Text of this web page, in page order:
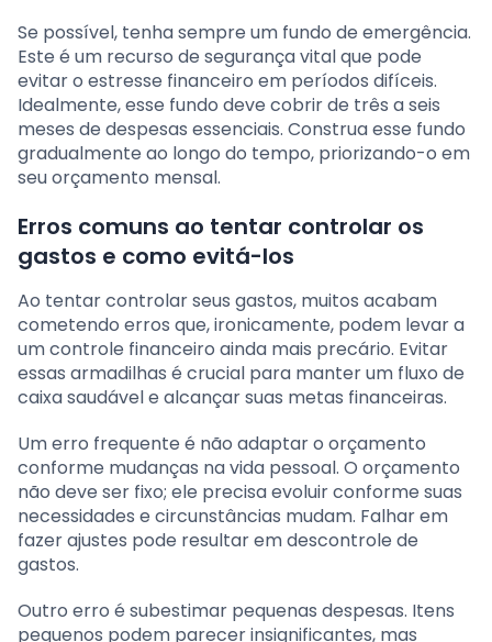
Se possível, tenha sempre um fundo de emergência.
Este é um recurso de segurança vital que pode
evitar o estresse financeiro em períodos difíceis.
Idealmente, esse fundo deve cobrir de três a seis
meses de despesas essenciais. Construa esse fundo
gradualmente ao longo do tempo, priorizando-o em
seu orçamento mensal.
Erros comuns ao tentar controlar os
gastos e como evitá-los
Ao tentar controlar seus gastos, muitos acabam
cometendo erros que, ironicamente, podem levar a
um controle financeiro ainda mais precário. Evitar
essas armadilhas é crucial para manter um fluxo de
caixa saudável e alcançar suas metas financeiras.
Um erro frequente é não adaptar o orçamento
conforme mudanças na vida pessoal. O orçamento
não deve ser fixo; ele precisa evoluir conforme suas
necessidades e circunstâncias mudam. Falhar em
fazer ajustes pode resultar em descontrole de
gastos.
Outro erro é subestimar pequenas despesas. Itens
pequenos podem parecer insignificantes, mas